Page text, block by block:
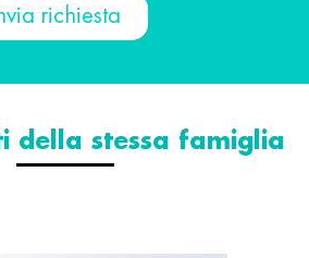
della stessa famiglia